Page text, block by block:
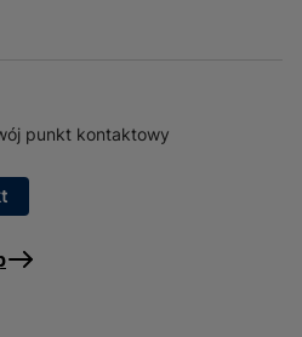
punkt kontaktowy